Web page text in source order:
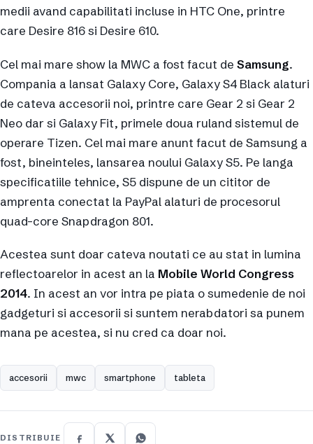
medii avand capabilitati incluse in HTC One, printre
care Desire 816 si Desire 610.
Cel mai mare show la MWC a fost facut de Samsung.
Compania a lansat Galaxy Core, Galaxy S4 Black alaturi
de cateva accesorii noi, printre care Gear 2 si Gear 2
Neo dar si Galaxy Fit, primele doua ruland sistemul de
operare Tizen. Cel mai mare anunt facut de Samsung a
fost, bineinteles, lansarea noului Galaxy S5. Pe langa
specificatiile tehnice, S5 dispune de un cititor de
amprenta conectat la PayPal alaturi de procesorul
quad-core Snapdragon 801.
Acestea sunt doar cateva noutati ce au stat in lumina
reflectoarelor in acest an la Mobile World Congress
2014. In acest an vor intra pe piata o sumedenie de noi
gadgeturi si accesorii si suntem nerabdatori sa punem
mana pe acestea, si nu cred ca doar noi.
accesorii mwc smartphone tableta
DISTRIBUIE